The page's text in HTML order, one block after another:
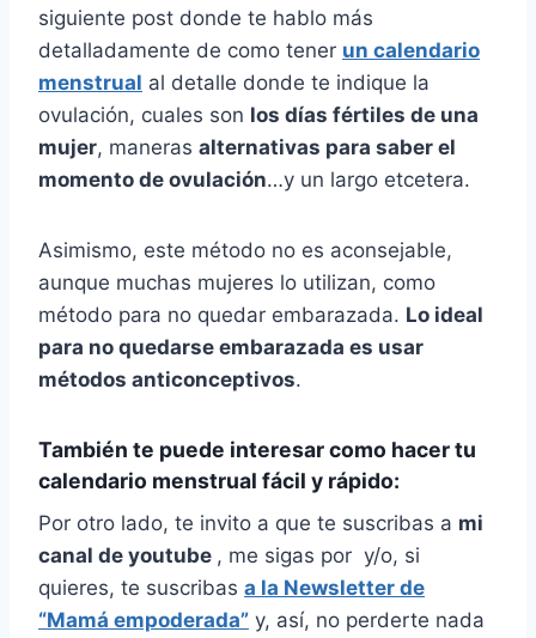
siguiente post donde te hablo más
detalladamente de como tener un calendario
menstrual al detalle donde te indique la
ovulación, cuales son los días fértiles de una
mujer, maneras alternativas para saber el
momento de ovulación…y un largo etcetera.
Asimismo, este método no es aconsejable,
aunque muchas mujeres lo utilizan, como
método para no quedar embarazada. Lo ideal
para no quedarse embarazada es usar
métodos anticonceptivos.
También te puede interesar como hacer tu
calendario menstrual fácil y rápido:
Por otro lado, te invito a que te suscribas a mi
canal de youtube , me sigas por y/o, si
quieres, te suscribas a la Newsletter de
“Mamá empoderada” y, así, no perderte nada